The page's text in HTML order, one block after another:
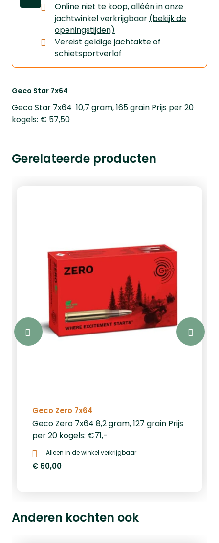
Geco Star 7x64
Geco Star 7x64 10,7 gram, 165 grain Prijs per 20
kogels: € 57,50
Online niet te koop, alléén in onze
jachtwinkel verkrijgbaar (bekijk de
openingstijden)
Vereist geldige jachtakte of
schietsportverlof
Gerelateerde producten
Geco Zero 7x64
Geco Zero 7x64 8,2 gram, 127 grain Prijs
per 20 kogels: €71,-
Alleen in de winkel verkrijgbaar
€ 60,00
Anderen kochten ook